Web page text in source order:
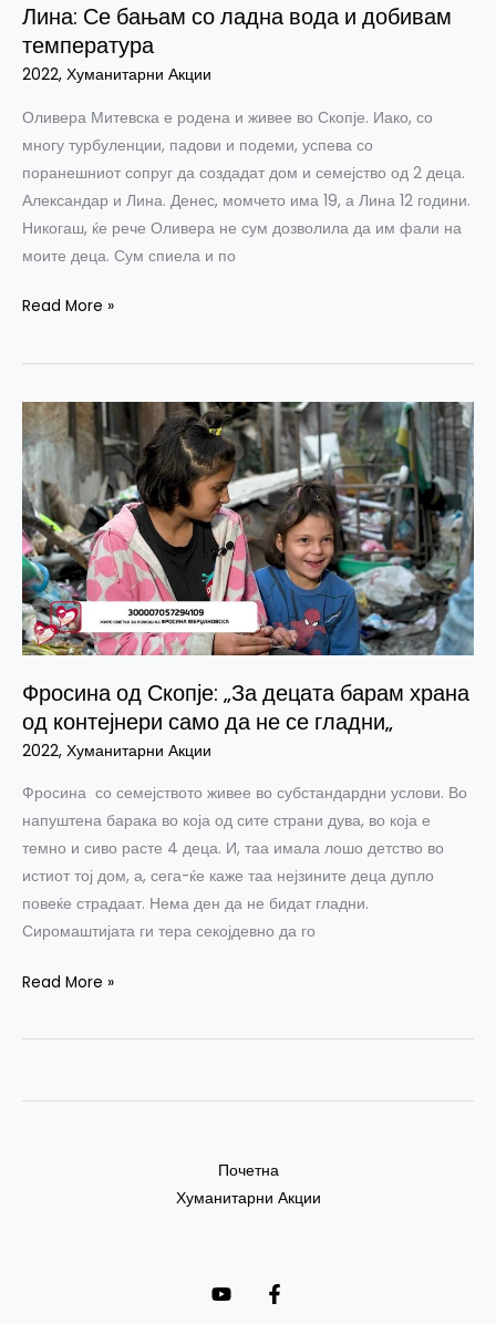
Лина: Се бањам со ладна вода и добивам
температура
2022, Хуманитарни Акции
Оливера Митевска е родена и живее во Скопје. Иако, со
многу турбуленции, падови и подеми, успева со
поранешниот сопруг да создадат дом и семејство од 2 деца.
Александар и Лина. Денес, момчето има 19, а Лина 12 години.
Никогаш, ќе рече Оливера не сум дозволила да им фали на
моите деца. Сум спиела и по
Read More »
Фросина од Скопје: „За децата барам храна
од контејнери само да не се гладни„
2022, Хуманитарни Акции
Фросина со семејството живее во субстандардни услови. Во
напуштена барака во која од сите страни дува, во која е
темно и сиво расте 4 деца. И, таа имала лошо детство во
истиот тој дом, а, сега-ќе каже таа нејзините деца дупло
повеќе страдаат. Нема ден да не бидат гладни.
Сиромаштијата ги тера секојдевно да го
Фросина
од
Скопје:
„За
децата
барам
храна
од
контејнери
да
не
се
Read More »
Почетна
Хуманитарни Акции